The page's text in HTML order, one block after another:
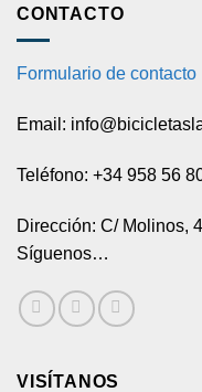
CONTACTO
Formulario de contacto
Email:
Teléfono: +34 958 56
Dirección: C/ Molinos,
Síguenos…
VISÍTANOS